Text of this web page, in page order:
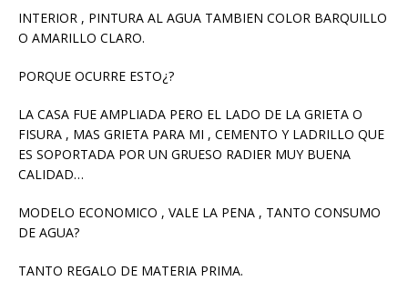
INTERIOR , PINTURA AL AGUA TAMBIEN COLOR BARQUILLO
O AMARILLO CLARO.
PORQUE OCURRE ESTO¿?
LA CASA FUE AMPLIADA PERO EL LADO DE LA GRIETA O
FISURA , MAS GRIETA PARA MI , CEMENTO Y LADRILLO QUE
ES SOPORTADA POR UN GRUESO RADIER MUY BUENA
CALIDAD…
MODELO ECONOMICO , VALE LA PENA , TANTO CONSUMO
DE AGUA?
TANTO REGALO DE MATERIA PRIMA.